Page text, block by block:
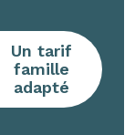
Un tarif
famille
adapté